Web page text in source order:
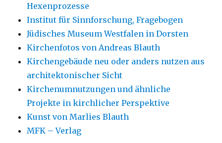
Hexenprozesse
Institut für Sinnforschung, Fragebogen
Jüdisches Museum Westfalen in Dorsten
Kirchenfotos von Andreas Blauth
Kirchengebäude neu oder anders nutzen aus
architektonischer Sicht
Kirchenumnutzungen und ähnliche
Projekte in kirchlicher Perspektive
Kunst von Marlies Blauth
MFK – Verlag